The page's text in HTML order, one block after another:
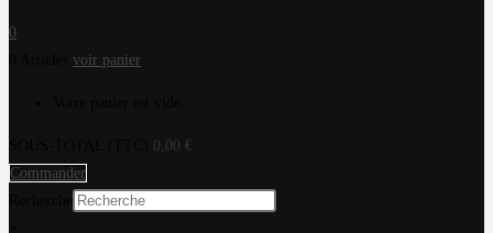
0
voir panier
0,00 €
Commander